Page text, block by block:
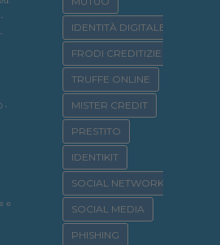
•
e
IDENTITÀ DIGITALE
FRODI CREDITIZIE
TRUFFE ONLINE
MISTER CREDIT
PRESTITO
IDENTIKIT
SOCIAL NETWORK
SOCIAL MEDIA
PHISHING